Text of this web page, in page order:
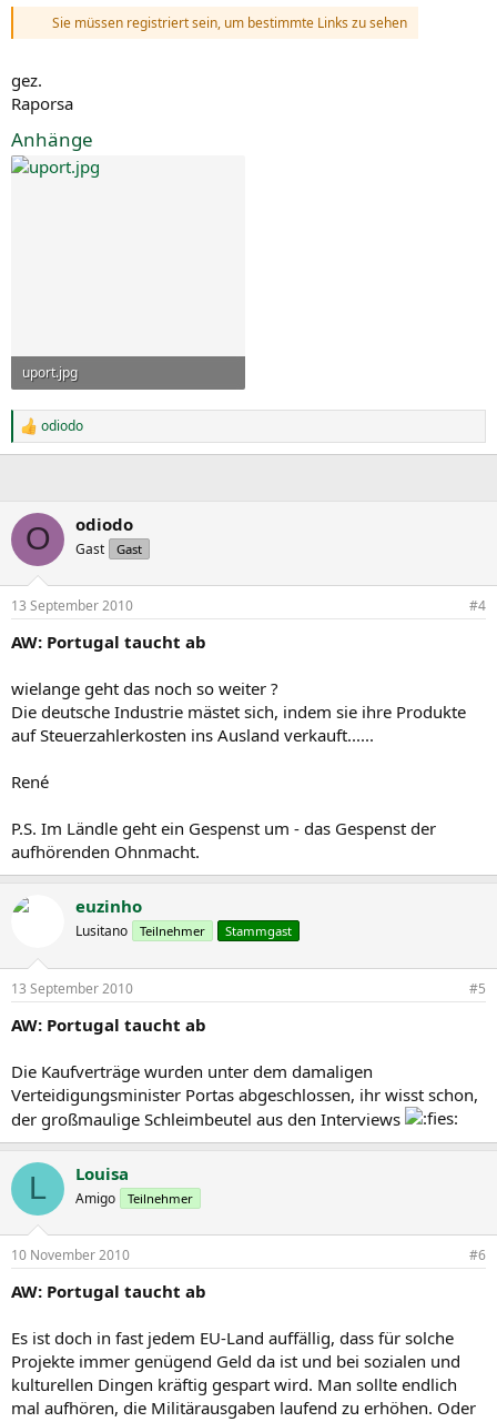
Sie müssen registriert sein, um bestimmte Links zu sehen
gez.
Raporsa
Anhänge
uport.jpg
11,8 KB · Aufrufe: 35
R
e
i
n
n
:
odiodo
O odiodo
Gast Gast
13 September 2010 #4
AW: Portugal taucht ab
wielange geht das noch so weiter ?
Die deutsche Industrie mästet sich, indem sie ihre Produkte
auf Steuerzahlerkosten ins Ausland verkauft......
René
P.S. Im Ländle geht ein Gespenst um - das Gespenst der
aufhörenden Ohnmacht.
euzinho
Lusitano Teilnehmer Stammgast
13 September 2010 #5
AW: Portugal taucht ab
Die Kaufverträge wurden unter dem damaligen
Verteidigungsminister Portas abgeschlossen, ihr wisst schon,
der großmaulige Schleimbeutel aus den Interviews
L Louisa
Amigo Teilnehmer
10 November 2010 #6
AW: Portugal taucht ab
Es ist doch in fast jedem EU-Land auffällig, dass für solche
Projekte immer genügend Geld da ist und bei sozialen und
kulturellen Dingen kräftig gespart wird. Man sollte endlich
mal aufhören, die Militärausgaben laufend zu erhöhen. Oder